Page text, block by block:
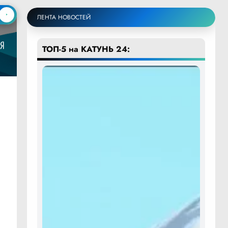
ЛЕНТА НОВОСТЕЙ
ТОП-5 на КАТУНЬ 24: